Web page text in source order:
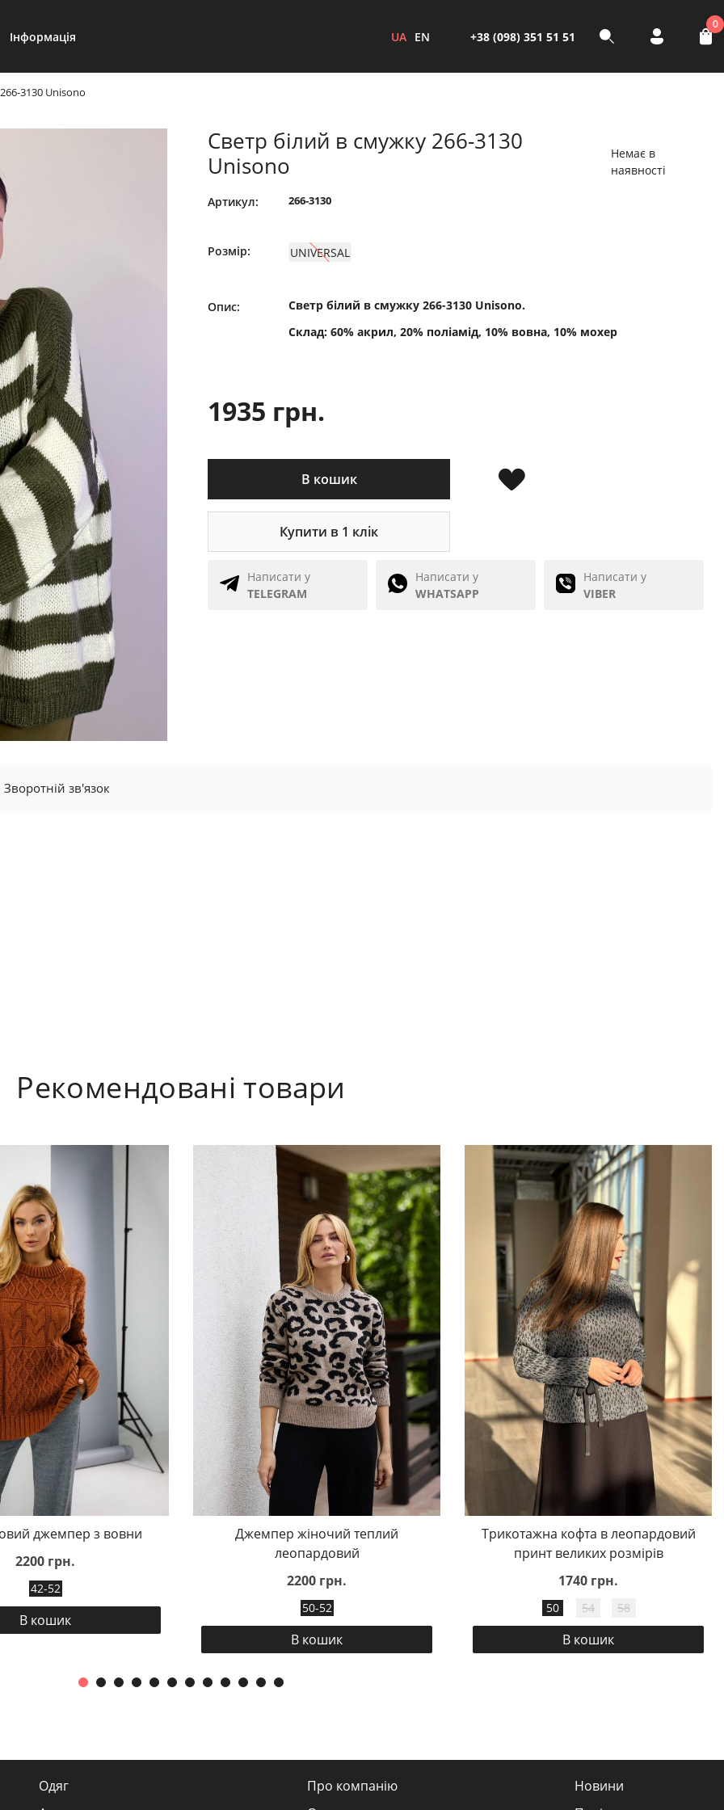
Інформація UA EN +38 (098) 351 51 51
0
3130 Unisono
Светр білий в смужку 266-3130
Unisono
Немає в
наявності
Артикул: 266-3130
Розмір: UNIVERSAL
Опис:
Светр білий в смужку 266-3130 Unisono.
Склад: 60% акрил, 20% поліамід, 10% вовна, 10% мохер
1935 грн.
В кошик
Купити в 1 клік
Написати у
TELEGRAM
Написати у
WHATSAPP
Написати у
VIBER
Зворотній зв'язок
Рекомендовані товари
джемпер з вовни
2200 грн.
42-52
В кошик
Джемпер жіночий теплий
леопардовий
2200 грн.
50-52
В кошик
Трикотажна кофта в леопардовий
принт великих розмірів
1740 грн.
50 54 58
В кошик
Одяг
Про компанію
Новини